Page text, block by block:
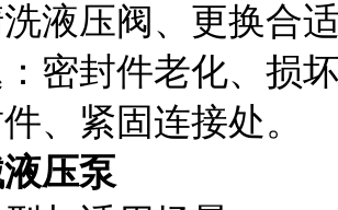
液压阀、更换合
密封件老化、损
、紧固连接处。
压泵